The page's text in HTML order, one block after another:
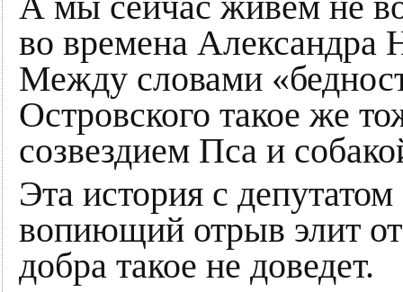
во времена Александра
Между словами
Островского такое же
созвездием Пса и
Эта история с
вопиющий отрыв элит
добра такое не доведет.